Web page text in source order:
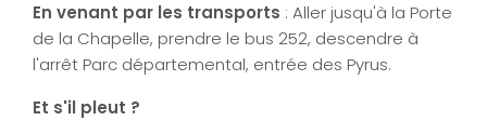
En venant par les transports : Aller jusqu'à la Porte
de la Chapelle, prendre le bus 252, descendre à
l'arrêt Parc départemental, entrée des Pyrus.
Et s'il pleut ?